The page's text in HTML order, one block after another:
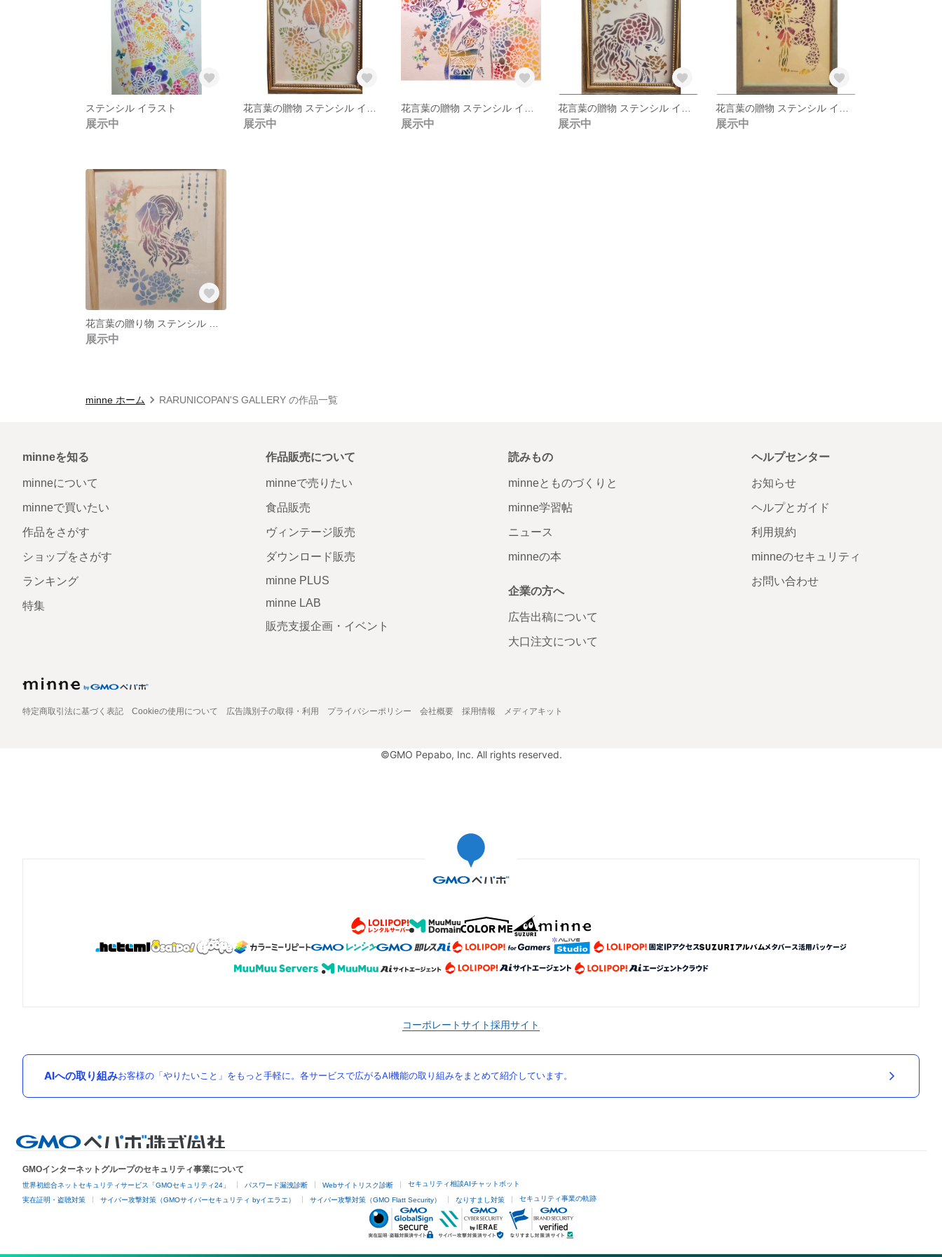
ステンシル イラスト
展示中 展示中 展示中 展示中 展示中
展示中
minne ホーム RARUNICOPAN'S GALLERY の作品一覧
minneを知る
minneについて
minneで買いたい
作品をさがす
ショップをさがす
ランキング
特集
作品販売について
minneで売りたい
食品販売
ヴィンテージ販売
ダウンロード販売
minne PLUS
minne LAB
販売支援企画・イベント
読みもの
minneとものづくりと
minne学習帖
ニュース
minneの本
企業の方へ
広告出稿について
大口注文について
ヘルプセンター
お知らせ
ヘルプとガイド
利用規約
minneのセキュリティ
お問い合わせ
特定商取引法に基づく表記 Cookieの使用について 広告識別子の取得・利用 プライバシーポリシー 会社概要 採用情報 メディアキット
©GMO Pepabo, Inc. All rights reserved.
コーポレートサイト採用サイト
AIへの取り組みお客様の「やりたいこと」をもっと手軽に。各サービスで広がるAI機能の取り組みをまとめて紹介しています。
GMOインターネットグループのセキュリティ事業について
世界初総合ネットセキュリティサービス「GMOセキュリティ24」 パスワード漏洩診断 Webサイトリスク診断 セキュリティ相談AIチャットボット
実在証明・盗聴対策 サイバー攻撃対策（GMOサイバーセキュリティ byイエラエ） サイバー攻撃対策（GMO Flatt Security） なりすまし対策 セキュリティ事業の軌跡